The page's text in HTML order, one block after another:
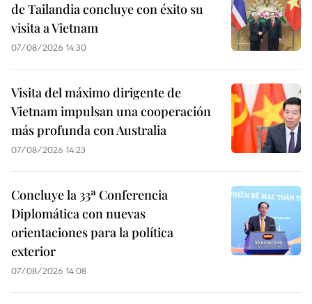
de Tailandia concluye con éxito su
visita a Vietnam
07/08/2026 14:30
Visita del máximo dirigente de
Vietnam impulsan una cooperación
más profunda con Australia
07/08/2026 14:23
Concluye la 33ª Conferencia
Diplomática con nuevas
orientaciones para la política
exterior
07/08/2026 14:08